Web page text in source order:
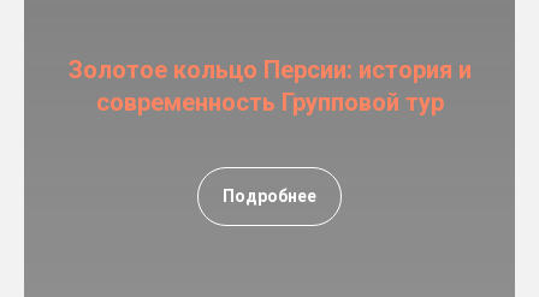
Золотое кольцо Персии: история и
современность Групповой тур
Подробнее